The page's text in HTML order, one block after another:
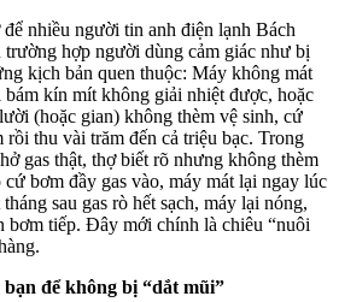
nhiều người tin anh điện lạnh Bách
hợp người dùng cảm giác như bị
kịch bản quen thuộc: Máy không mát
bám kín mít không giải nhiệt được, hoặc
(hoặc gian) không thèm vệ sinh, cứ
rồi thu vài trăm đến cả triệu bạc. Trong
gas thật, thợ biết rõ nhưng không thèm
bơm đầy gas vào, máy mát lại ngay lúc
sau gas rò hết sạch, máy lại nóng,
bơm tiếp. Đây mới chính là chiêu “nuôi
để không bị “dắt mũi”